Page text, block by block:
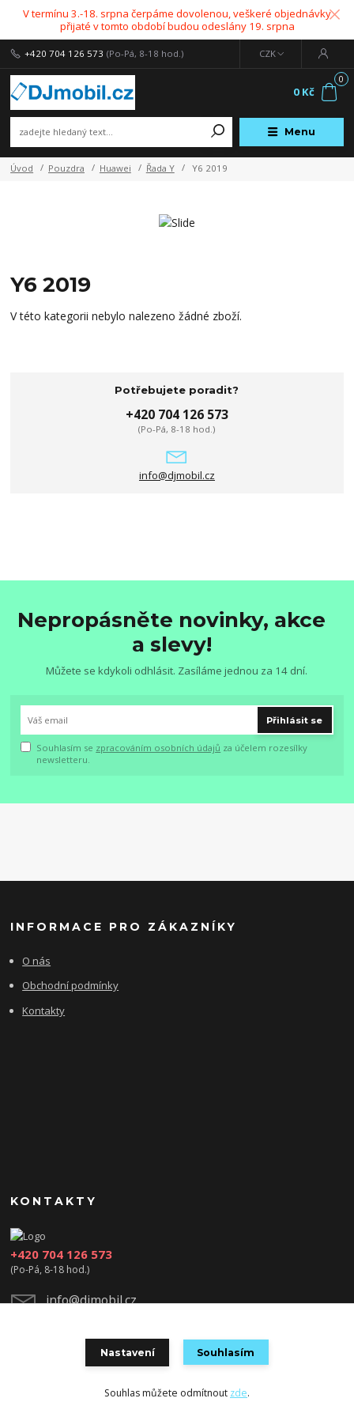
V termínu 3.-18. srpna čerpáme dovolenou, veškeré objednávky
přijaté v tomto období budou odeslány 19. srpna
Menu
CZK
+420 704 126 573 (Po-Pá, 8-18 hod.)
0
0 Kč
Úvod Pouzdra Huawei Řada Y Y6 2019
Y6 2019
V této kategorii nebylo nalezeno žádné zboží.
Potřebujete poradit?
+420 704 126 573
(Po-Pá, 8-18 hod.)
info@djmobil.cz
Nepropásněte novinky, akce
a slevy!
Můžete se kdykoli odhlásit. Zasíláme jednou za 14 dní.
Přihlásit se
Souhlasím se zpracováním osobních údajů za účelem rozesílky
newsletteru.
INFORMACE PRO ZÁKAZNÍKY
O nás
Obchodní podmínky
Kontakty
KONTAKTY
+420 704 126 573
(Po-Pá, 8-18 hod.)
info@djmobil.cz
Vytvořeno na Eshop-rychle.cz
Nastavení Souhlasím
Souhlas můžete odmítnout zde.